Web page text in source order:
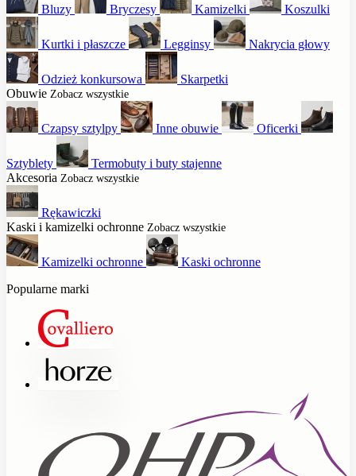
Bluzy Bryczesy Kamizelki Koszulki
Kurtki i płaszcze Legginsy Nakrycia głowy
Odzież konkursowa
Skarpetki
Obuwie Zobacz wszystkie
Czapsy sztylpy Inne obuwie Oficerki
Sztyblety
Termobuty i buty stajenne
Akcesoria Zobacz wszystkie
Rękawiczki
Kaski i kamizelki ochronne Zobacz wszystkie
Kamizelki ochronne
Kaski ochronne
Popularne marki